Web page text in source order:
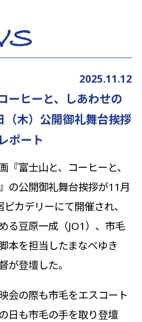
ーヒーと、しあわせの
（木）公開御礼舞台挨拶
ポート
2025.11.12
『富士山と、コーヒーと、
の公開御礼舞台挨拶が11月
カデリーにて開催され、
る豆原一成（JO1）、市毛
本を担当したまなべゆき
が登壇した。
会の際も市毛をエスコート
日も市毛の手を取り登壇